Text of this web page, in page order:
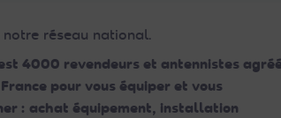
réseau national.
4000 revendeurs et antennistes
pour vous équiper et vous
: achat équipement, installation